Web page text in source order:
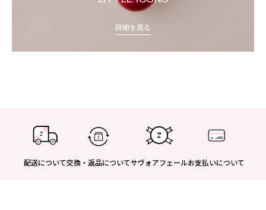
詳細を見る
配送について交換・返品についてサヴォアフェールお支払いについて